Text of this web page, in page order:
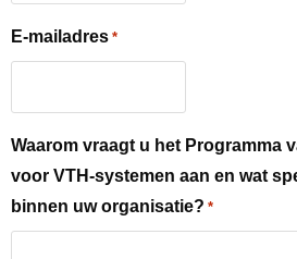
E-mailadres *
Waarom vraagt u het Programma
voor VTH-systemen aan en wat
binnen uw organisatie? *